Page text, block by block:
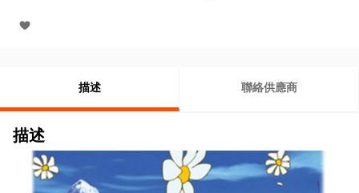
描述 聯絡供應商
描述